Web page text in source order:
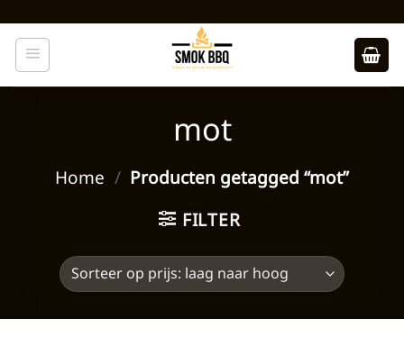
naar
inhoud
mot
Home / Producten getagged “mot”
FILTER